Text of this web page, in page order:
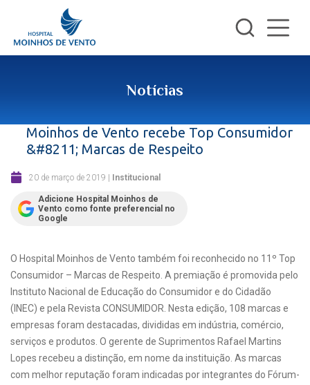
Notícias
Moinhos de Vento recebe Top Consumidor
&#8211; Marcas de Respeito
20 de março de 2019 | Institucional
Adicione Hospital Moinhos de
Vento como fonte preferencial no
Google
O Hospital Moinhos de Vento também foi reconhecido no 11º Top
Consumidor – Marcas de Respeito. A premiação é promovida pelo
Instituto Nacional de Educação do Consumidor e do Cidadão
(INEC) e pela Revista CONSUMIDOR. Nesta edição, 108 marcas e
empresas foram destacadas, divididas em indústria, comércio,
serviços e produtos. O gerente de Suprimentos Rafael Martins
Lopes recebeu a distinção, em nome da instituição. As marcas
com melhor reputação foram indicadas por integrantes do Fórum-